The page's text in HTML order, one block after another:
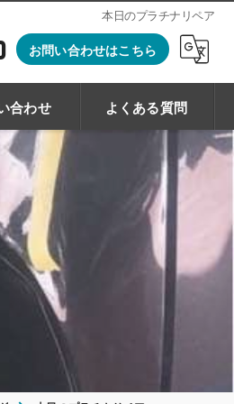
本日のプラチナリペア
お問い合わせはこちら
合わせ よくある質問